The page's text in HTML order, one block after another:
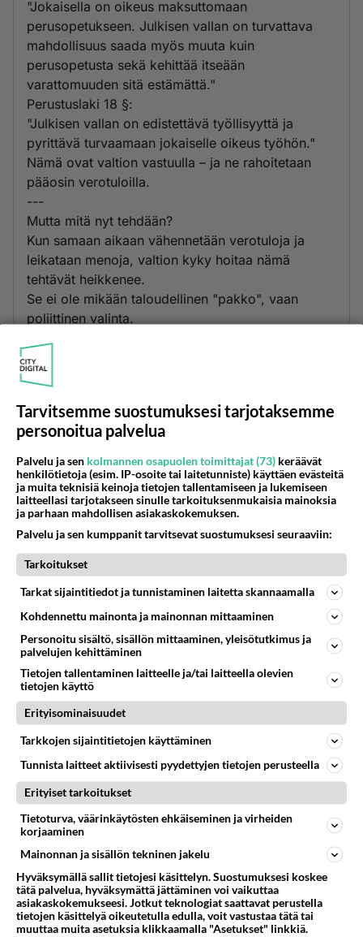
"Jokaisella on oikeus maksuttomaan
perusopetukseen. Julkisen vallan on turvattava
mahdollisuus saada myös muuta kuin
perusopetusta sekä kehittää itseään
varattomuuden sitä estämättä."
Perustuslaki 18 §:
"Julkisen vallan on edistettävä työllisyyttä ja
pyrittävä turvaamaan jokaiselle oikeus työhön."
Nämä ovat valtion vastuulla – ja ne rahoitetaan
pääosin verotuloilla.
---
Mutta mitä nyt tehdään?
Kun samaan aikaan vähennetään verotuloja ja
leikataan menoja, valtion kyky hoitaa nämä
tehtävät heikkenee.
Se ei ole mikään taloudellinen "pakko", vaan
poliittinen valinta.
sektori.
Käytännössä tämä tarkoittaa, että:
– ne, joilla on varaa, ostavat palvelunsa
yksityisesti
– ne, joilla ei ole, jäävät yksin
– tuloerot kasvavat
– yhteiskunnallinen eriarvoisuus kasvaa
– valta ja varallisuus keskittyvät
Ja samalla yrityksille ja varakkaimmille tehdään
verohelpotuksia.
Yhteisövero alenee, pääomatulojen verotusta
lievennetään ja suurituloisilta poistetaan
solidaarisuusveroa.
Miksi tämä on minulle tärkeää?
Koska mä en usko, että suomalaiset äänestivät
tätä.
Vaaleissa ei puhuttu siitä, että tarkoitus on muuttaa
Suomea tällaiseksi.
Puhuttiin talouden vakauttamisesta, ei valtion
alasajosta.
Mä en usko, että suurin osa meistä haluaa elää
yhteiskunnassa, jossa vain maksukyky määrittelee
pääsyn hoitoon tai koulutukseen.
hyvinvointivaltiota puretaan pala palalta.
---
Siksi mä kirjoitan tän.
Että säkin näkisit, mikä tässä on oikeasti menossa.
Tarvitsemme suostumuksesi tarjotaksemme
personoitua palvelua
Palvelu ja sen kolmannen osapuolen toimittajat (73) keräävät
henkilötietoja (esim. IP-osoite tai laitetunniste) käyttäen evästeitä
ja muita teknisiä keinoja tietojen tallentamiseen ja lukemiseen
laitteellasi tarjotakseen sinulle tarkoituksenmukaisia mainoksia
ja parhaan mahdollisen asiakaskokemuksen.
Palvelu ja sen kumppanit tarvitsevat suostumuksesi seuraaviin:
Tarkoitukset
Tarkat sijaintitiedot ja tunnistaminen laitetta skannaamalla
Kohdennettu mainonta ja mainonnan mittaaminen
Personoitu sisältö, sisällön mittaaminen, yleisötutkimus ja
palvelujen kehittäminen
Tietojen tallentaminen laitteelle ja/tai laitteella olevien
tietojen käyttö
Erityisominaisuudet
Tarkkojen sijaintitietojen käyttäminen
Tunnista laitteet aktiivisesti pyydettyjen tietojen perusteella
Erityiset tarkoitukset
Tietoturva, väärinkäytösten ehkäiseminen ja virheiden
korjaaminen
Mainonnan ja sisällön tekninen jakelu
Hyväksymällä sallit tietojesi käsittelyn. Suostumuksesi koskee
tätä palvelua, hyväksymättä jättäminen voi vaikuttaa
asiakaskokemukseesi. Jotkut teknologiat saattavat perustella
tietojen käsittelyä oikeutetulla edulla, voit vastustaa tätä tai
muuttaa muita asetuksia klikkaamalla "Asetukset" linkkiä.